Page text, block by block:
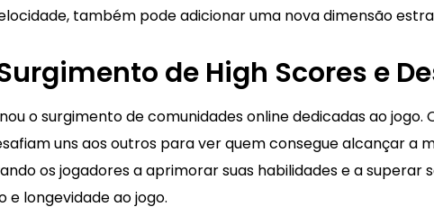
também pode adicionar uma nova dimensão
de High Scores e
o surgimento de comunidades online dedicadas ao
uns aos outros para ver quem consegue alcançar a
os jogadores a aprimorar suas habilidades e a superar
longevidade ao jogo.